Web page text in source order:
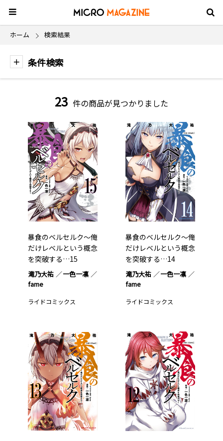
ホーム 検索結果
条件検索
23 件の商品が見つかりました
暴食のベルセルク～俺
だけレベルという概念
を突破する…15
滝乃大祐
一色一凛
fame
ライドコミックス
暴食のベルセルク～俺
だけレベルという概念
を突破する…14
滝乃大祐
一色一凛
fame
ライドコミックス